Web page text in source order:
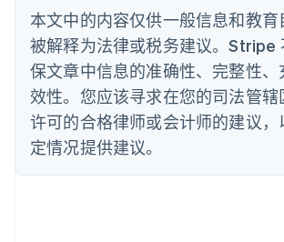
本文中的内容仅供一般信息和教育
被解释为法律或税务建议。Stripe
保文章中信息的准确性、完整性、
效性。您应该寻求在您的司法管辖
许可的合格律师或会计师的建议，
定情况提供建议。
English
丹麦
English
德国
DeutschEnglish
法国
FrançaisEnglish
芬兰
EnglishSvenska